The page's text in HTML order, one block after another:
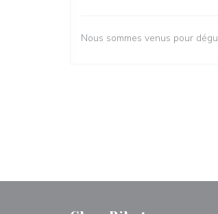
Nous sommes venus pour